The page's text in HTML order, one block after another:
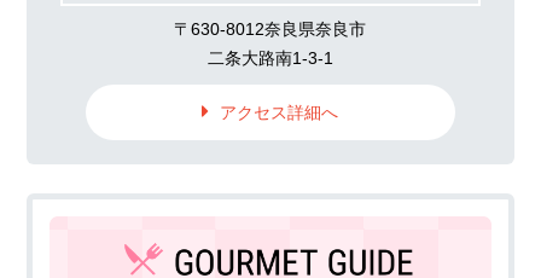
〒630-8012奈良県奈良市
二条大路南1-3-1
アクセス詳細へ